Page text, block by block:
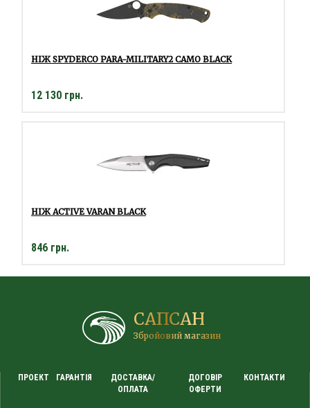
НІЖ SPYDERCO PARA-MILITARY2 CAMO BLACK
12 130 грн.
НІЖ ACTIVE VARAN BLACK
846 грн.
САПСАН
Збройовий магазин
ПРОЕКТ ГАРАНТІЯ
ДОСТАВКА/
ОПЛАТА
ДОГОВІР
ОФЕРТИ
КОНТАКТИ